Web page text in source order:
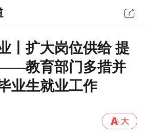
丨扩大岗位供给 提
教育部门多措并
业生就业工作